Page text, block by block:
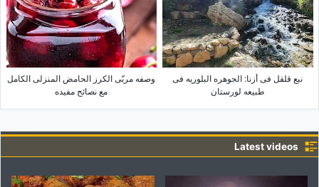
نبع قلقل فی أزنا: الجوهره البلوریه فی
طبیعه لورستان
وصفه مربّى الکرز الحامض المنزلی الکامل
مع نصائح مفیده
Latest videos